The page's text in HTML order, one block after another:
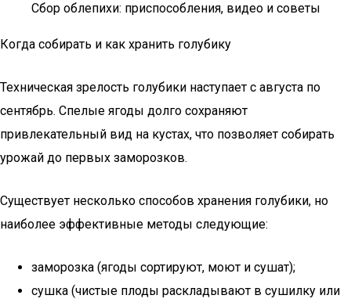
Сбор облепихи: приспособления, видео и советы
Когда собирать и как хранить голубику
Техническая зрелость голубики наступает с августа по
сентябрь. Спелые ягоды долго сохраняют
привлекательный вид на кустах, что позволяет собирать
урожай до первых заморозков.
Существует несколько способов хранения голубики, но
наиболее эффективные методы следующие:
заморозка (ягоды сортируют, моют и сушат);
сушка (чистые плоды раскладывают в сушилку или